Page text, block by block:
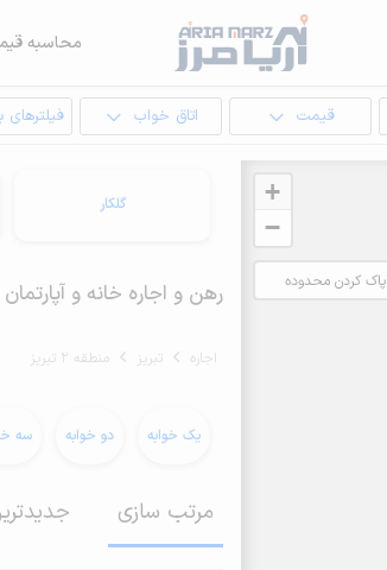
محاسبه
قیمت اتاق خواب فیلترهای
+
−
پاک کردن محدوده
گلکار
رهن و اجاره خانه و آپارتمان 20 متری در منطقه 2 تبریز
اجاره تبریز منطقه 2 تبریز
یک خوابه دو خوابه سه
مرتب سازی